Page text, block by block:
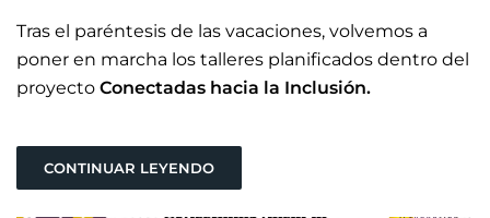
Tras el paréntesis de las vacaciones, volvemos a
poner en marcha los talleres planificados dentro del
proyecto Conectadas hacia la Inclusión.
CONTINUAR LEYENDO